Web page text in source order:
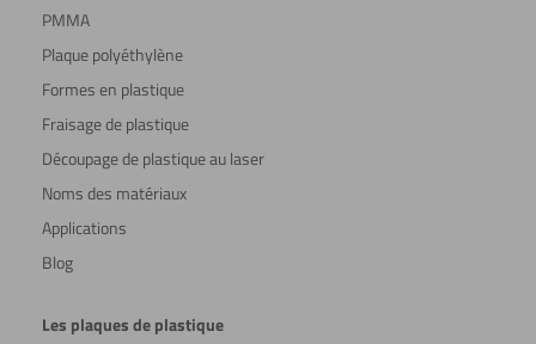
PMMA
Plaque polyéthylène
Formes en plastique
Fraisage de plastique
Découpage de plastique au laser
Noms des matériaux
Applications
Blog
Les plaques de plastique